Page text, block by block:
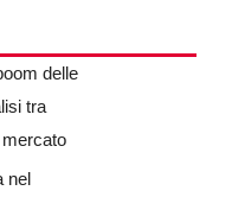
delle
tra
nel